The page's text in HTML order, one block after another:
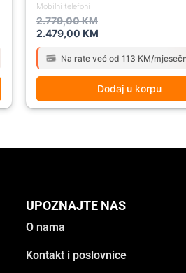
Mobilni telefoni
2.779,00KM
2.479,00 KM
Na rate već od 113 KM/
Dodaj u korpu
UPOZNAJTE NAS
O nama
Kontakt i poslovnice